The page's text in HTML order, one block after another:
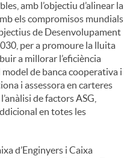
amb l’objectiu d’alinear la
els compromisos mundials
de Desenvolupament
per a promoure la lluita
a millorar l’eficiència
de banca cooperativa i
i assessora en carteres
de factors ASG,
en totes les
d’Enginyers i Caixa